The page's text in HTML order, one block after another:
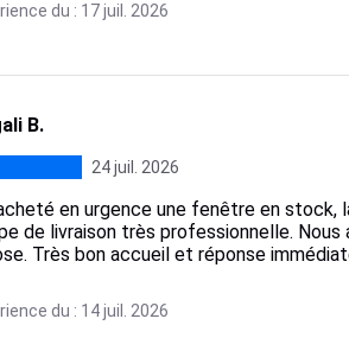
du : 17 juil. 2026
B.
24 juil. 2026
en urgence une fenêtre en stock,
de livraison très professionnelle.
Très bon accueil et réponse
du : 14 juil. 2026